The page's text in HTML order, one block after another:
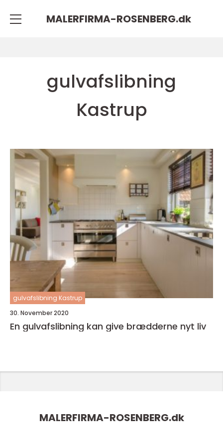
MALERFIRMA-ROSENBERG.dk
gulvafslibning
Kastrup
gulvafslibning Kastrup
30. November 2020
En gulvafslibning kan give brædderne nyt liv
MALERFIRMA-ROSENBERG.dk